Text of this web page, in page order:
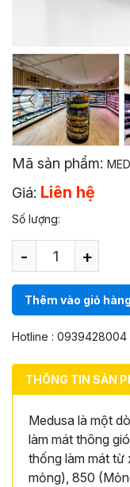
Mã sản phẩm:
Giá: Liên hệ
Số lượng:
- +
Thêm vào giỏ hàng
Hotline : 0939428004
THÔNG TIN SẢN
Medusa là một
làm mát thông
thống làm mát từ
mỏng), 850